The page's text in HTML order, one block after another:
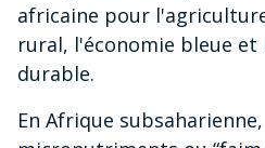
africaine pour
rural, l'économie bleue
durable.
En Afrique